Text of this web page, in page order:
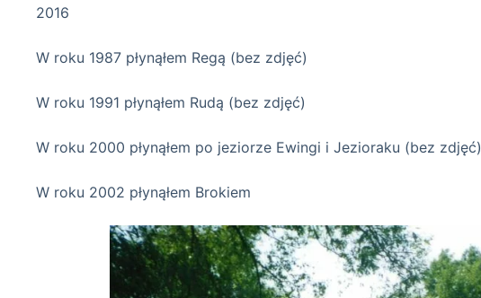
2016
W roku 1987 płynąłem Regą (bez zdjęć)
W roku 1991 płynąłem Rudą (bez zdjęć)
W roku 2000 płynąłem po jeziorze Ewingi i Jezioraku (bez zdjęć)
W roku 2002 płynąłem Brokiem